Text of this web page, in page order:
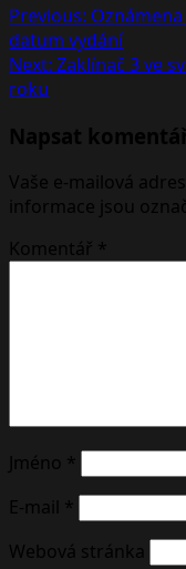
Post
navigation
Previous:
datum vydání
Next: Zaklínač 3 ve
roku
Napsat
Vaše e-mailová
informace jsou
Komentář *
Jméno *
E-mail *
Webová stránka